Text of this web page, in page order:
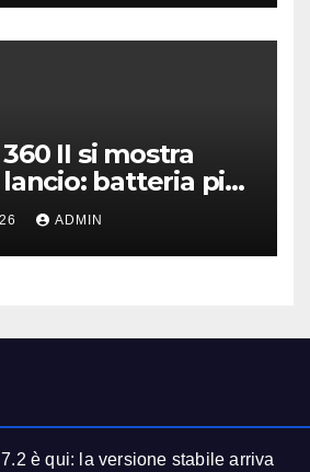
II si mostra
batteria più
8K
ADMIN
è qui: la versione stabile arriva